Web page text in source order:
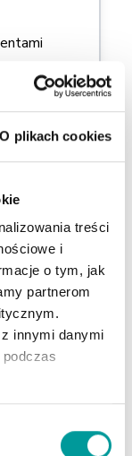
O plikach cookies
treści
i
o tym, jak
partnerom
innymi danymi
mobilnej